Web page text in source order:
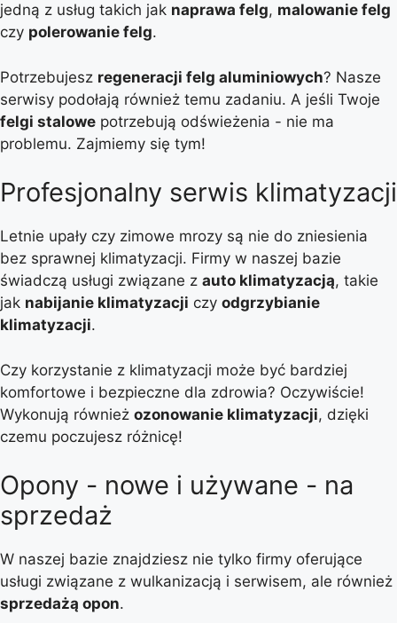
jedną z usług takich jak naprawa felg, malowanie felg
czy polerowanie felg.
Potrzebujesz regeneracji felg aluminiowych? Nasze
serwisy podołają również temu zadaniu. A jeśli Twoje
felgi stalowe potrzebują odświeżenia - nie ma
problemu. Zajmiemy się tym!
Profesjonalny serwis klimatyzacji
Letnie upały czy zimowe mrozy są nie do zniesienia
bez sprawnej klimatyzacji. Firmy w naszej bazie
świadczą usługi związane z auto klimatyzacją, takie
jak nabijanie klimatyzacji czy odgrzybianie
klimatyzacji.
Czy korzystanie z klimatyzacji może być bardziej
komfortowe i bezpieczne dla zdrowia? Oczywiście!
Wykonują również ozonowanie klimatyzacji, dzięki
czemu poczujesz różnicę!
Opony - nowe i używane - na
sprzedaż
W naszej bazie znajdziesz nie tylko firmy oferujące
usługi związane z wulkanizacją i serwisem, ale również
sprzedażą opon.